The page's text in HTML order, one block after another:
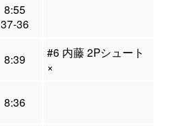
8:55
37-36
8:39
#6 内藤 2Pシュート
×
8:36